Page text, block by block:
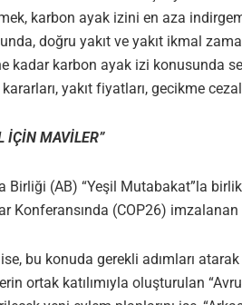
karbon ayak izini en aza
doğru yakıt ve yakıt ikmal
kadar karbon ayak izi konusunda
yakıt fiyatları, gecikme
İÇİN MAVİLER”
Birliği (AB) “Yeşil Mutabakat”la
Konferansında (COP26)
bu konuda gerekli adımları
ortak katılımıyla oluşturulan